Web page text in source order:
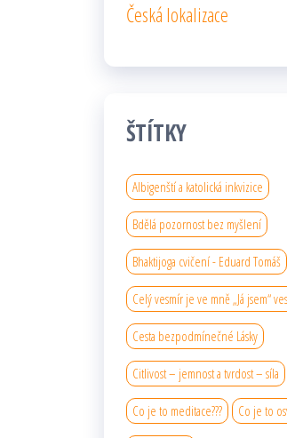
Česká lokalizace
ŠTÍTKY
Albigenští a katolická inkvizice
Bdělá pozornost bez myšlení
Bhaktijoga cvičení - Eduard Tomáš
Celý vesmír je ve mně „Já jsem“
Cesta bezpodmínečné Lásky
Citlivost – jemnost a tvrdost – síla
Co je to meditace??? Co je to